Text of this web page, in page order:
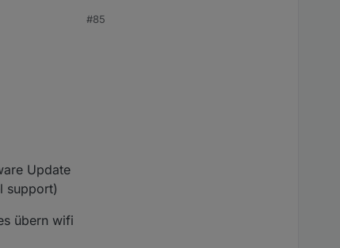
oder HASS
#85
Update
support)
übern wifi